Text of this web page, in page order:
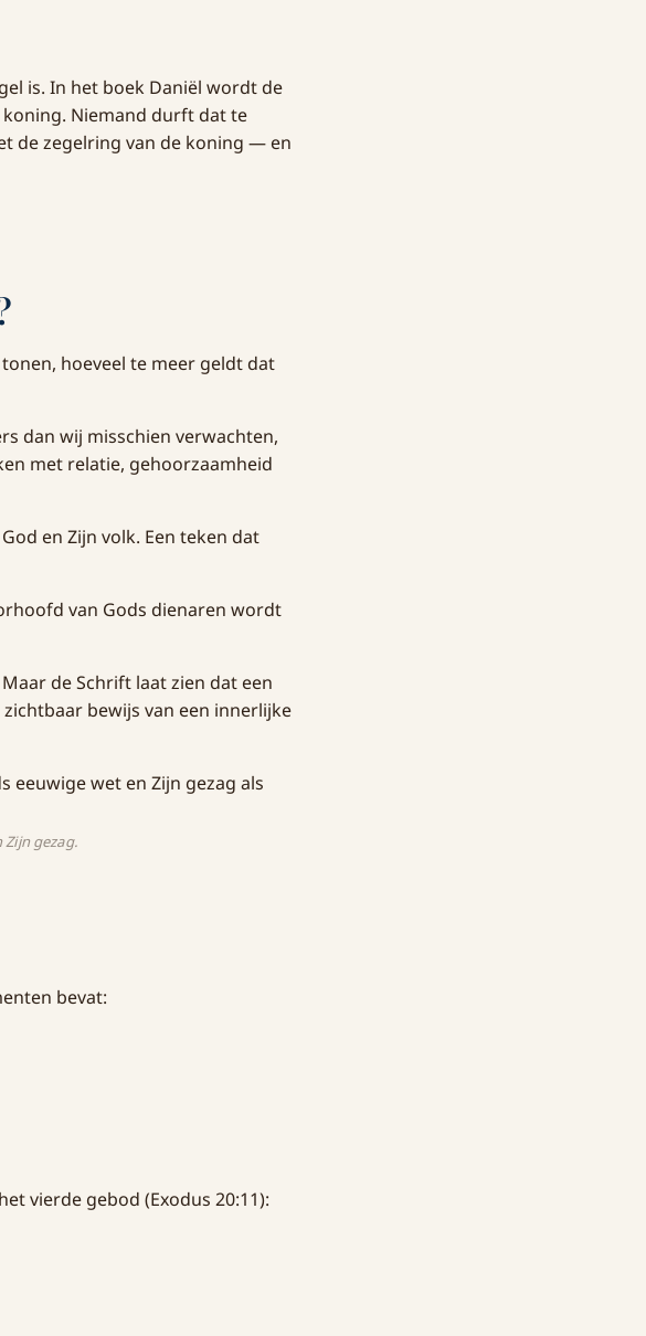
is. In het boek Daniël wordt de
Niemand durft dat te
de zegelring van de koning — en
hoeveel te meer geldt dat
dan wij misschien verwachten,
met relatie, gehoorzaamheid
en Zijn volk. Een teken dat
van Gods dienaren wordt
de Schrift laat zien dat een
bewijs van een innerlijke
gezag.
bevat:
vierde gebod (Exodus 20:11):